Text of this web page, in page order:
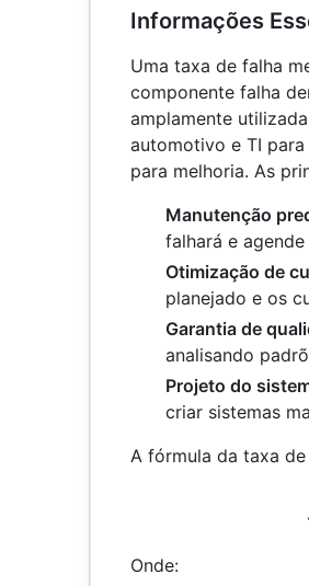
Informações
Uma taxa de falha
componente falha
amplamente
automotivo e TI
para melhoria. As
Manutenção
falhará e
Otimização de
planejado e os
Garantia de
analisando
Projeto do
criar sistemas
A fórmula da taxa
Onde: